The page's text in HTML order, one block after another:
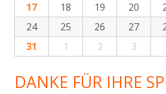
17
18 19 20
24
25 26 27
31
1 2 3
DANKE FÜR IHRE